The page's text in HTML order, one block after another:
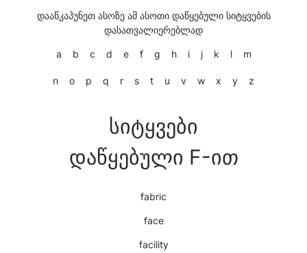
დააწკაპუნეთ ასოზე ამ ასოთი დაწყებული სიტყვების
დასათვალიერებლად
a b c d e f g h i j k l m
n o p q r s t u v w x y z
სიტყვები
დაწყებული F-ით
fabric
face
facility